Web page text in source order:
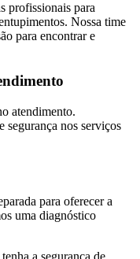
profissionais para
Nossa time
para encontrar e
atendimento.
segurança nos serviços
para oferecer a
uma diagnóstico